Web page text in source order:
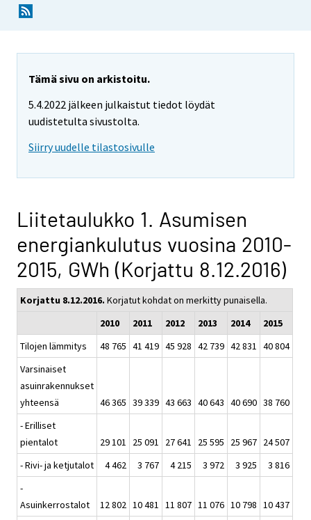
Tämä sivu on arkistoitu.
5.4.2022 jälkeen julkaistut tiedot löydät
uudistetulta sivustolta.
Siirry uudelle tilastosivulle
Liitetaulukko 1. Asumisen
energiankulutus vuosina 2010-
2015, GWh (Korjattu 8.12.2016)
Korjattu 8.12.2016. Korjatut kohdat on merkitty punaisella.
2010
2011 2012 2013 2014
2015
Tilojen lämmitys
48 765 41 419 45 928 42 739 42 831 40 804
Varsinaiset
asuinrakennukset
yhteensä
46 365 39 339 43 663 40 643 40 690 38 760
- Erilliset
pientalot
29 101 25 091 27 641 25 595 25 967 24 507
- Rivi- ja ketjutalot
4 462 3 767 4 215 3 972 3 925
3 816
-
Asuinkerrostalot
12 802 10 481 11 807 11 076 10 798 10 437